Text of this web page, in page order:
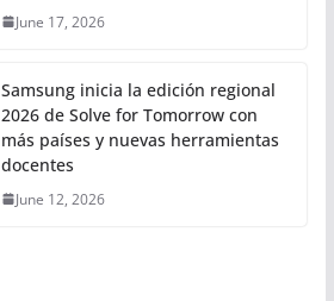
June 17, 2026
Samsung inicia la edición regional
2026 de Solve for Tomorrow con
más países y nuevas herramientas
docentes
June 12, 2026